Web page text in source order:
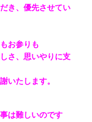
き、優先させてい
お参りも
さ、思いやりに支
いたします。
は難しいのです